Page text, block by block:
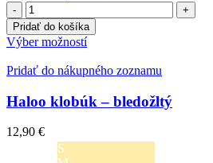
množstvo
Zuppa
klobúk
RAYA
tyrkys
Pridať do košíka
Výber možnostíTento
má
variantov.
Možnosti
môžete
Pridať do nákupného zoznamu
Haloo klobúk – bledožltý
12,90 €
S